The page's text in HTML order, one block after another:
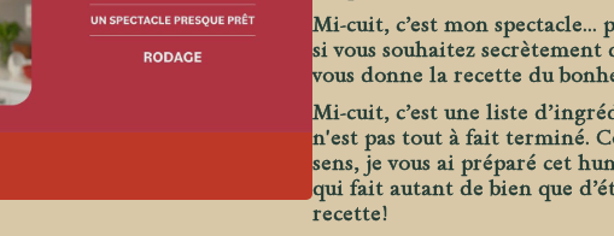
Mi-cuit, c’est mon spectacle…
si vous souhaitez
vous donne la recette du
Mi-cuit, c’est une liste
n'est pas tout à fait terminé.
sens, je vous ai préparé cet
qui fait autant de bien que
recette!